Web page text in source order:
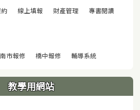
(另開視窗)
線上填報 (另開視窗)
財產管理 (另開視窗)
專書閱讀
視窗)
南市報修(另開視窗)
橋中報修(另開視窗)
輔導系統(另開視窗)
教學用網站